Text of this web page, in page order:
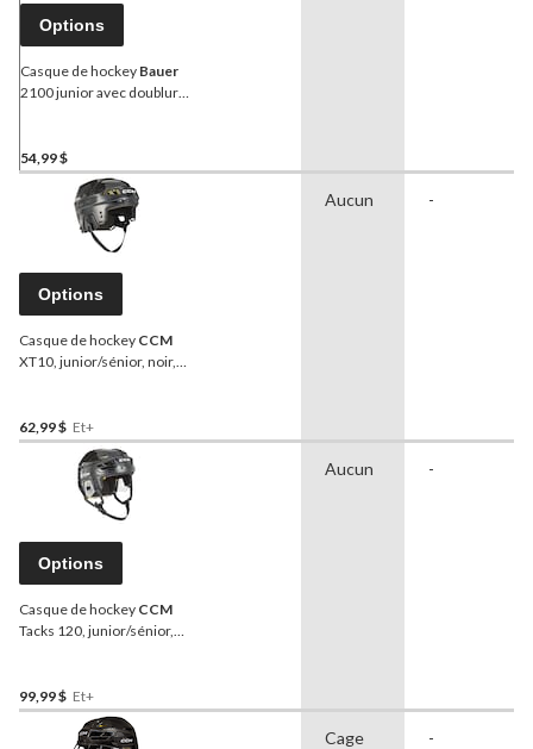
Options
Casque de hockey Bauer
2100 junior avec doublure
54,99 $
Options
Casque de hockey CCM
XT10, junior/sénior, noir,
62,99 $ Et+
Aucun -
Options
Casque de hockey CCM
Tacks 120, junior/sénior,
99,99 $ Et+
Aucun -
Cage -